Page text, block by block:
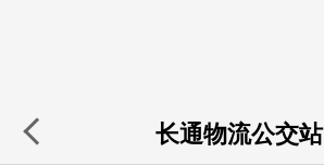
长通物流公交站